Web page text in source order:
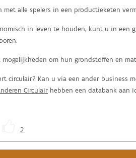
met alle spelers in een productieketen
in leven te houden, kunt u in een
om hun grondstoffen en
circulair? Kan u via een ander business
Circulair hebben een databank aan
2